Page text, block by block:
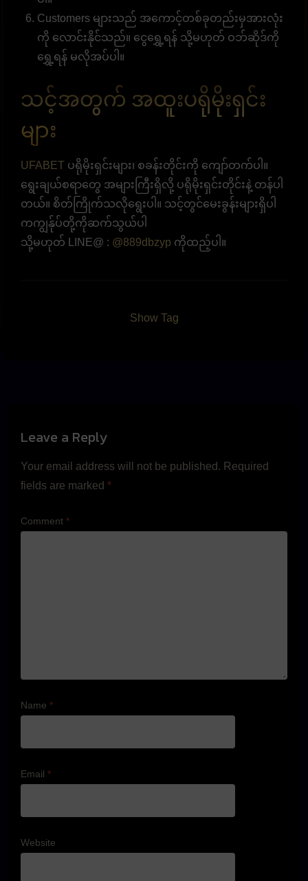
Customers များသည် အကောင့်တစ်ခုတည်းမှအားလုံး
ကို လောင်းနိုင်သည်။ ငွေရွှေ့ရန် သို့မဟုတ် ဝဘ်ဆိုဒ်ကို
ရွှေ့ရန် မလိုအပ်ပါ။
သင့်အတွက် အထူးပရိုမိုးရှင်း
များ
UFABET ပရိုမိုးရှင်းများ၊ စခန်းတိုင်းကို ကျော်တက်ပါ။
ရွေးချယ်စရာတွေ အများကြီးရှိလို့ ပရိုမိုးရှင်းတိုင်းနဲ့ တန်ပါ
တယ်။ စိတ်ကြိုက်သလိုရွေးပါ။ သင့်တွင်မေးခွန်းများရှိပါ
ကကျွန်ုပ်တို့ကိုဆက်သွယ်ပါ
သို့မဟုတ် LINE@ : @889dbzyp ကိုထည့်ပါ။
Show Tag
Leave a Reply
Your email address will not be published. Required
fields are marked *
Comment *
Name *
Email *
Website